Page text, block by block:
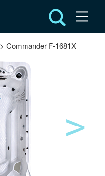
> Commander F-1681X